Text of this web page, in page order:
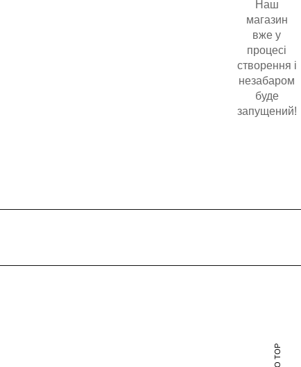
Наш
магазин
вже у
процесі
створення і
незабаром
буде
запущений!